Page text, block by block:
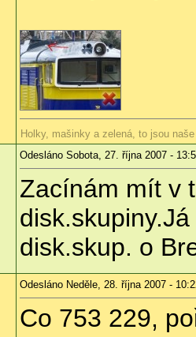
Holky, mašinky a zelená, to jsou
Odesláno Sobota, 27. října 2007 -
Zacínám mít v
disk.skup. o
Odesláno Neděle, 28. října 2007 -
Co 753 229,